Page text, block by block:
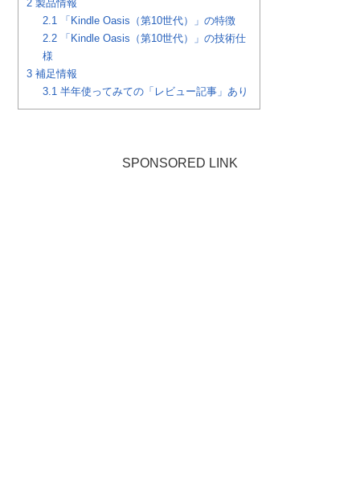
2 製品情報
2.1 「Kindle Oasis（第10世代）」の特徴
2.2 「Kindle Oasis（第10世代）」の技術仕
様
3 補足情報
3.1 半年使ってみての「レビュー記事」あり
SPONSORED LINK